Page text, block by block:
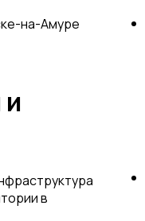
на-Амуре
в